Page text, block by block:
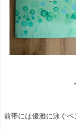
前帯には優雅に泳ぐペ